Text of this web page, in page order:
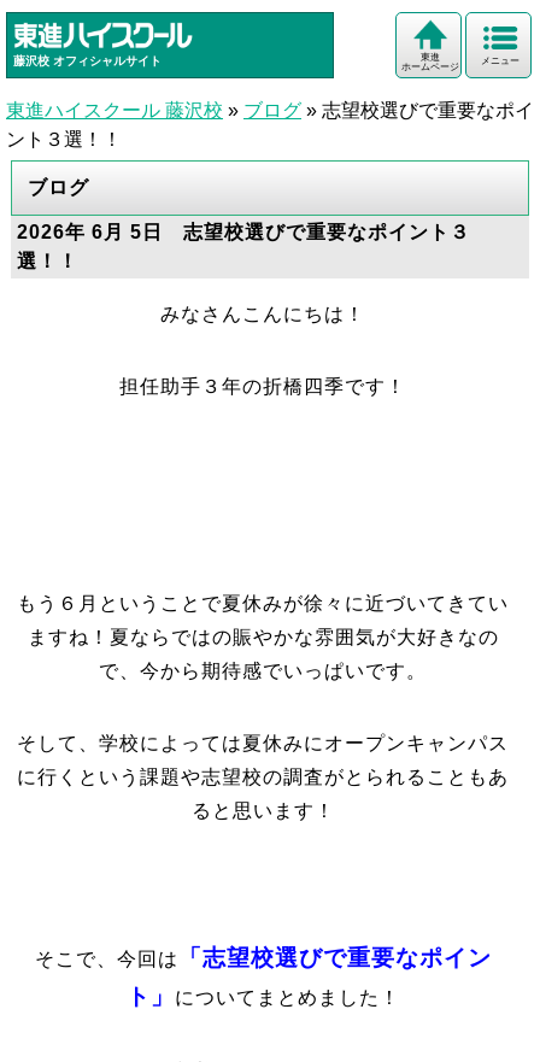
藤沢校 オフィシャルサイト メニュー
東進
ホームページ
東進ハイスクール 藤沢校 » ブログ » 志望校選びで重要なポイ
ント３選！！
ブログ
2026年 6月 5日 志望校選びで重要なポイント３
選！！
みなさんこんにちは！
担任助手３年の折橋四季です！
もう６月ということで夏休みが徐々に近づいてきてい
ますね！夏ならではの賑やかな雰囲気が大好きなの
で、今から期待感でいっぱいです。
そして、学校によっては夏休みにオープンキャンパス
に行くという課題や志望校の調査がとられることもあ
ると思います！
そこで、今回は
「志望校選びで重要なポイン
ト」
についてまとめました！